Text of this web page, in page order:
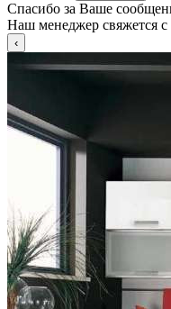
Спасибо за Ваше
Наш менеджер свяжется